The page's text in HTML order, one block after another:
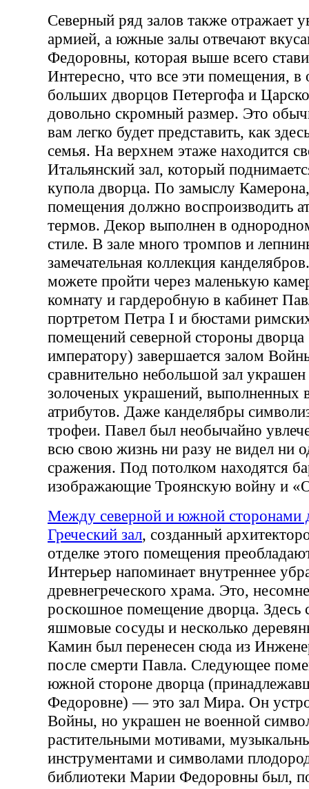
Северный ряд залов также отражает
армией, а южные залы отвечают
Федоровны, которая выше всего
Интересно, что все эти помещения, в
больших дворцов Петергофа и
довольно скромный размер. Это
вам легко будет представить, как
семья. На верхнем этаже находится
Итальянский зал, который
купола дворца. По замыслу
помещения должно воспроизводить
термов. Декор выполнен в
стиле. В зале много тромпов и
замечательная коллекция
можете пройти через маленькую
комнату и гардеробную в кабинет
портретом Петра I и бюстами
помещений северной стороны
императору) завершается залом
сравнительно небольшой зал
золоченых украшений, выполненных
атрибутов. Даже канделябры
трофеи. Павел был необычайно
всю свою жизнь ни разу не видел ни
сражения. Под потолком находятся
изображающие Троянскую войну и
Между северной и южной сторонами
Греческий зал, созданный
отделке этого помещения
Интерьер напоминает внутреннее
древнегреческого храма. Это,
роскошное помещение дворца. Здесь
яшмовые сосуды и несколько
Камин был перенесен сюда из
после смерти Павла. Следующее
южной стороне дворца
Федоровне) — это зал Мира. Он
Войны, но украшен не военной
растительными мотивами,
инструментами и символами
библиотеки Марии Федоровны был,